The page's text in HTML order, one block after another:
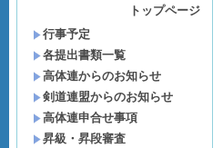
トップページ
行事予定
各提出書類一覧
高体連からのお知らせ
剣道連盟からのお知らせ
高体連申合せ事項
昇級・昇段審査